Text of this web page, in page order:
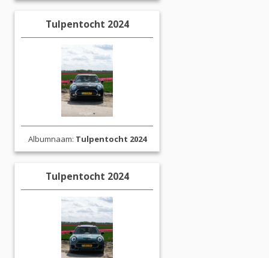
Tulpentocht 2024
Albumnaam: Tulpentocht 2024
Tulpentocht 2024